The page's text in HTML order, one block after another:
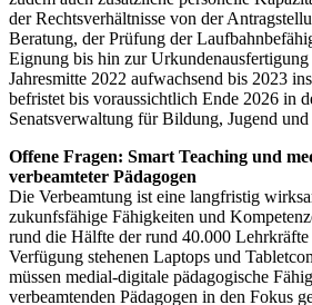
der Rechtsverhältnisse von der
Beratung, der Prüfung der
Eignung bis hin zur Urkundenausfertigung
Jahresmitte 2022 aufwachsend bis 2023
befristet bis voraussichtlich Ende 2026 in
Senatsverwaltung für Bildung, Jugend
Offene Fragen: Smart Teaching und
verbeamteter Pädagogen
Die Verbeamtung ist eine langfristig
zukunfsfähige Fähigkeiten und
rund die Hälfte der rund 40.000
Verfügung stehenen Laptops und
müssen medial-digitale pädagogische
verbeamtenden Pädagogen in den Fokus